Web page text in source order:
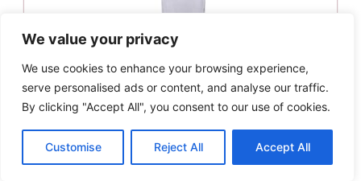
We value your privacy
We use cookies to enhance your browsing experience,
serve personalised ads or content, and analyse our traffic.
By clicking "Accept All", you consent to our use of cookies.
Customise Reject All Accept All
6.00€
Προσθήκη στο καλάθι